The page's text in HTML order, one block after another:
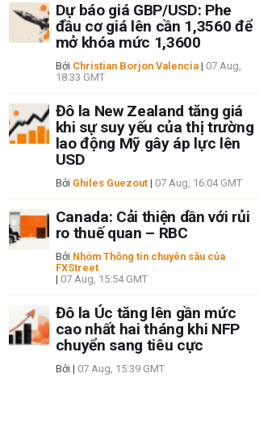
Dự báo giá GBP/USD: Phe
đầu cơ giá lên cần 1,3560 để
mở khóa mức 1,3600
Bởi Christian Borjon Valencia| 07 Aug,
18:33 GMT
Đô la New Zealand tăng giá
khi sự suy yếu của thị trường
lao động Mỹ gây áp lực lên
USD
Bởi Ghiles Guezout| 07 Aug, 16:04 GMT
Canada: Cải thiện dần với rủi
ro thuế quan – RBC
Bởi Nhóm Thông tin chuyên sâu của
FXStreet
| 07 Aug, 15:54 GMT
Đô la Úc tăng lên gần mức
cao nhất hai tháng khi NFP
chuyển sang tiêu cực
Bởi | 07 Aug, 15:39 GMT